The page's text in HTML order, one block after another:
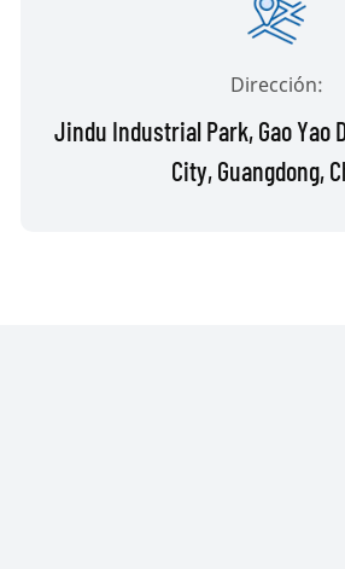
Dirección:
Jindu Industrial Park, Gao Yao
City, Guangdong,